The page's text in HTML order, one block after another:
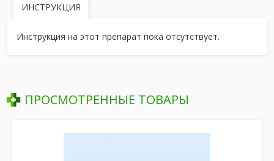
ИНСТРУКЦИЯ
Инструкция на этот препарат пока отсутствует.
ПРОСМОТРЕННЫЕ ТОВАРЫ